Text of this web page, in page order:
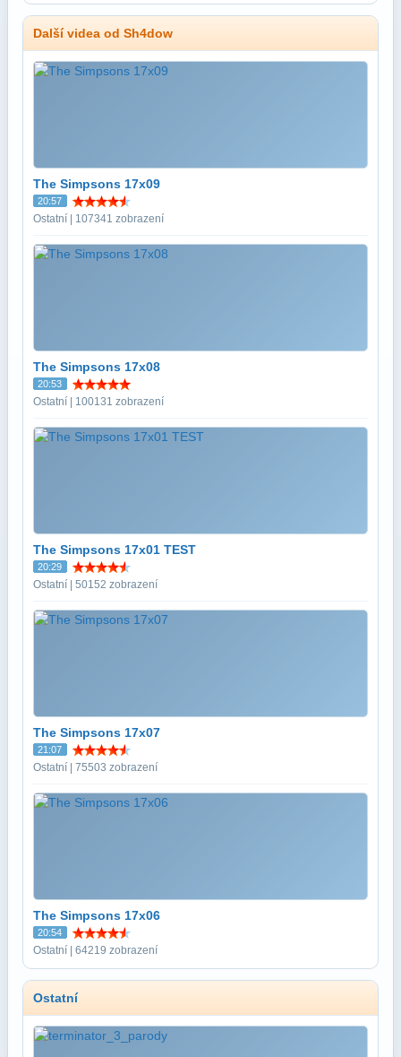
Další videa od Sh4dow
The Simpsons 17x09
20:57
Ostatní | 107341 zobrazení
The Simpsons 17x08
20:53
Ostatní | 100131 zobrazení
The Simpsons 17x01 TEST
20:29
Ostatní | 50152 zobrazení
The Simpsons 17x07
21:07
Ostatní | 75503 zobrazení
The Simpsons 17x06
20:54
Ostatní | 64219 zobrazení
Ostatní